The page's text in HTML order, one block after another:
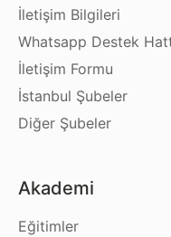
İletişim Bilgileri
Whatsapp Destek
İletişim Formu
İstanbul Şubeler
Diğer Şubeler
Akademi
Eğitimler